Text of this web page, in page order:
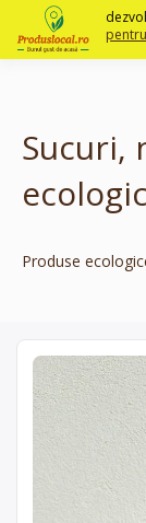
content
Sucuri,
Produse